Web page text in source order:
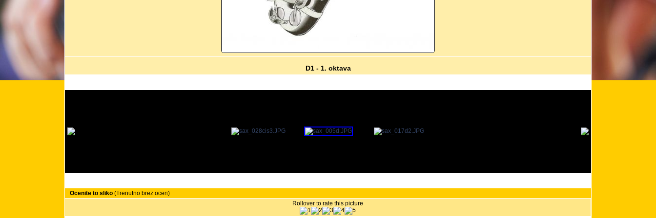
D1 - 1. oktava
Ocenite to sliko (Trenutno brez ocen)
Rollover to rate this picture